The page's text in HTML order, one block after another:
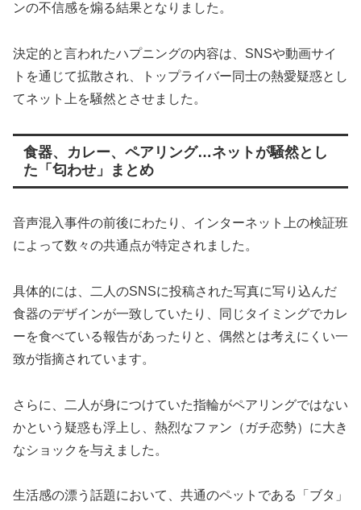
ンの不信感を煽る結果となりました。
決定的と言われたハプニングの内容は、SNSや動画サイ
トを通じて拡散され、トップライバー同士の熱愛疑惑とし
てネット上を騒然とさせました。
食器、カレー、ペアリング…ネットが騒然とし
た「匂わせ」まとめ
音声混入事件の前後にわたり、インターネット上の検証班
によって数々の共通点が特定されました。
具体的には、二人のSNSに投稿された写真に写り込んだ
食器のデザインが一致していたり、同じタイミングでカレ
ーを食べている報告があったりと、偶然とは考えにくい一
致が指摘されています。
さらに、二人が身につけていた指輪がペアリングではない
かという疑惑も浮上し、熱烈なファン（ガチ恋勢）に大き
なショックを与えました。
生活感の漂う話題において、共通のペットである「ブタ」